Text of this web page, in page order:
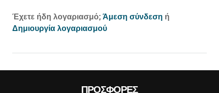
Έχετε ήδη λογαριασμό; Άμεση σύνδεση ή
Δημιουργία λογαριασμού
ΠΡΟΣΦΟΡΈΣ